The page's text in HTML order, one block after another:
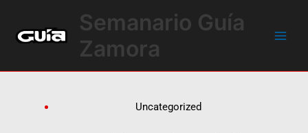
contenido
Semanario Guía
Zamora
Uncategorized